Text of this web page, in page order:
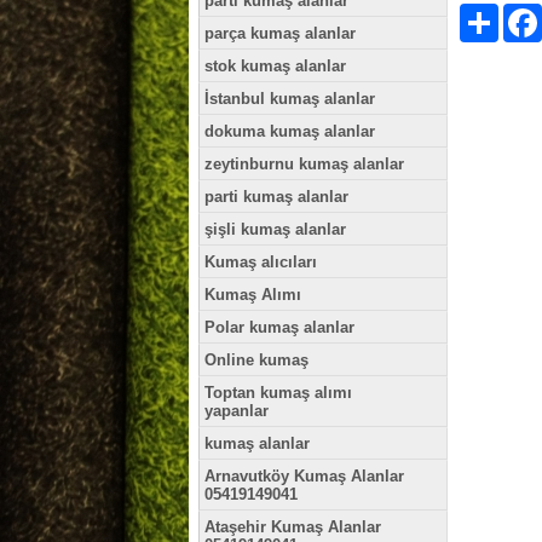
parça kumaş alanlar
stok kumaş alanlar
İstanbul kumaş alanlar
dokuma kumaş alanlar
zeytinburnu kumaş alanlar
parti kumaş alanlar
şişli kumaş alanlar
Kumaş alıcıları
Kumaş Alımı
Polar kumaş alanlar
Online kumaş
Toptan kumaş alımı
yapanlar
kumaş alanlar
Arnavutköy Kumaş Alanlar
05419149041
Ataşehir Kumaş Alanlar
Paylaş